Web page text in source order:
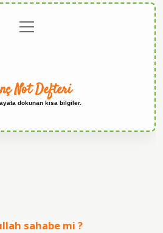
menüyü
aç
Not Defteri
dokunan kısa bilgiler.
sahabe mi ?